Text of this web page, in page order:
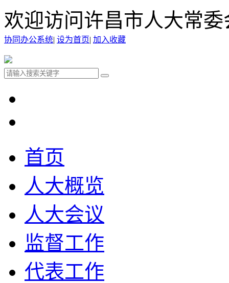
欢迎访问许昌市人大常
协同办公系统| 设为首页| 加入收藏
首页
人大概览
人大会议
监督工作
代表工作